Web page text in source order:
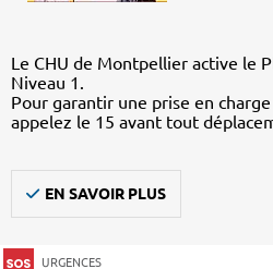
Le CHU de Montpellier active le
Niveau 1.
Pour garantir une prise en
appelez le 15 avant tout
EN SAVOIR PLUS
URGENCES